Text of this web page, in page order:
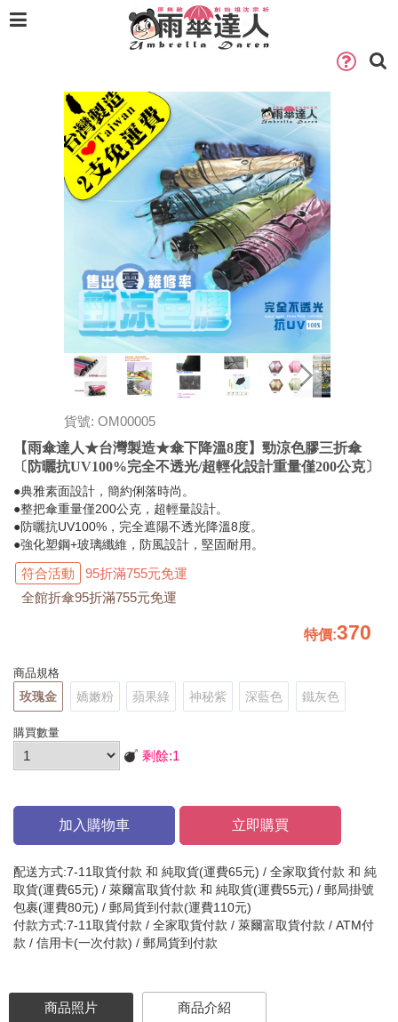
貨號: OM00005
【雨傘達人★台灣製造★傘下降溫8度】勁涼色膠三折傘
〔防曬抗UV100%完全不透光/超輕化設計重量僅200公克〕
●典雅素面設計，簡約俐落時尚。
●整把傘重量僅200公克，超輕量設計。
●防曬抗UV100%，完全遮陽不透光降溫8度。
●強化塑鋼+玻璃纖維，防風設計，堅固耐用。
符合活動
95折滿755元免運
全館折傘95折滿755元免運
特價:370
商品規格
玫瑰金 嬌嫩粉 蘋果綠 神秘紫 深藍色 鐵灰色
購買數量
剩餘:1
加入購物車 立即購買
配送方式:7-11取貨付款 和 純取貨(運費65元) / 全家取貨付款 和 純
取貨(運費65元) / 萊爾富取貨付款 和 純取貨(運費55元) / 郵局掛號
包裹(運費80元) / 郵局貨到付款(運費110元)
付款方式:7-11取貨付款 / 全家取貨付款 / 萊爾富取貨付款 / ATM付
款 / 信用卡(一次付款) / 郵局貨到付款
商品照片 商品介紹